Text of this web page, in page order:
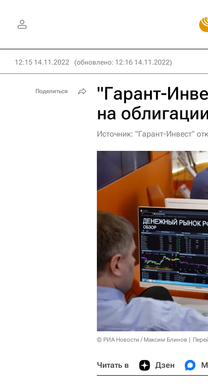
12:15 14.11.2022 (обновлено: 12:16 14.11.2022)
"Гарант-
на
Источник: "Гарант-Инвест"
© РИА Новости / Максим Блинов
Читать в Дзен
Поделиться